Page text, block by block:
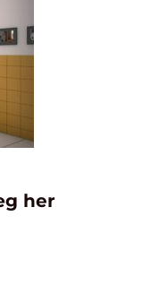
her